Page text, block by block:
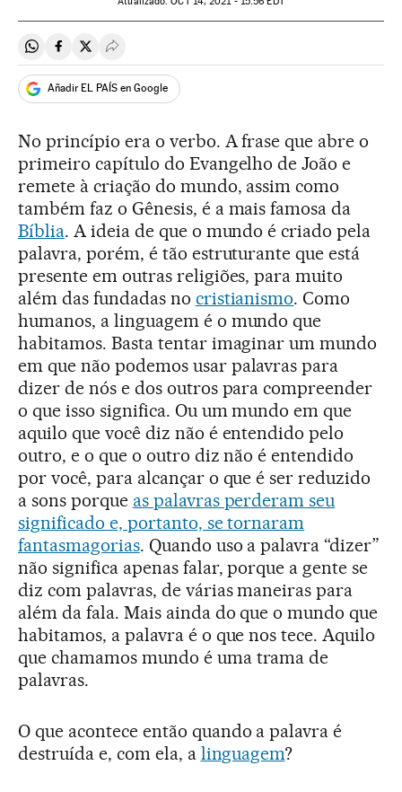
Compartir en Whatsapp
Compartir en Facebook
Compartir en Twitter
Desplegar Redes Sociales
Añadir EL PAÍS en Google
No princípio era o verbo. A frase que abre o
primeiro capítulo do Evangelho de João e
remete à criação do mundo, assim como
também faz o Gênesis, é a mais famosa da
Bíblia. A ideia de que o mundo é criado pela
palavra, porém, é tão estruturante que está
presente em outras religiões, para muito
além das fundadas no cristianismo. Como
humanos, a linguagem é o mundo que
habitamos. Basta tentar imaginar um mundo
em que não podemos usar palavras para
dizer de nós e dos outros para compreender
o que isso significa. Ou um mundo em que
aquilo que você diz não é entendido pelo
outro, e o que o outro diz não é entendido
por você, para alcançar o que é ser reduzido
a sons porque as palavras perderam seu
significado e, portanto, se tornaram
fantasmagorias. Quando uso a palavra “dizer”
não significa apenas falar, porque a gente se
diz com palavras, de várias maneiras para
além da fala. Mais ainda do que o mundo que
habitamos, a palavra é o que nos tece. Aquilo
que chamamos mundo é uma trama de
palavras.
O que acontece então quando a palavra é
destruída e, com ela, a linguagem?